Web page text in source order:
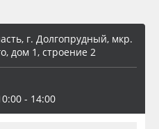
г. Долгопрудный, мкр.
дом 1, строение 2
- 14:00